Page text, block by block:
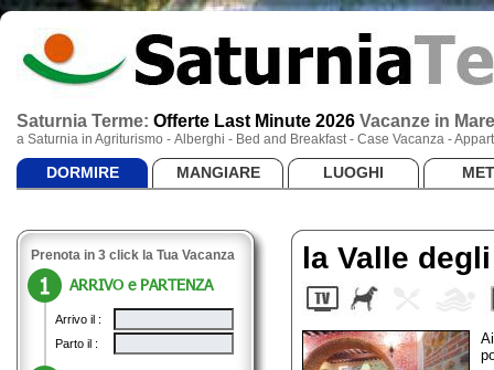
Saturnia Terme: Offerte Last Minute 2026 Vacanze in
a Saturnia in Agriturismo - Alberghi - Bed and Breakfast - Case Vacanza -
DORMIRE MANGIARE LUOGHI
Prenota in 3 click la Tua Vacanza
ARRIVO e PARTENZA
Arrivo il :
Parto il :
la Valle